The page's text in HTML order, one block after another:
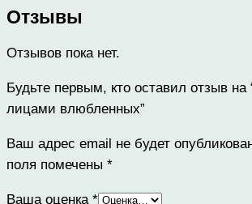
Отзывы
Отзывов пока нет.
Будьте первым, кто оставил отзыв на
лицами влюбленных”
Ваш адрес email не будет
поля помечены *
Ваша оценка *